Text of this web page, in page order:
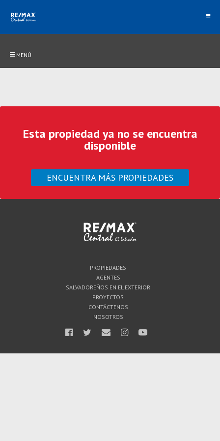
Esta propiedad ya no se encuentra
disponible
ENCUENTRA MÁS PROPIEDADES
MENÚ
PROPIEDADES
AGENTES
SALVADOREÑOS EN EL EXTERIOR
PROYECTOS
CONTÁCTENOS
NOSOTROS